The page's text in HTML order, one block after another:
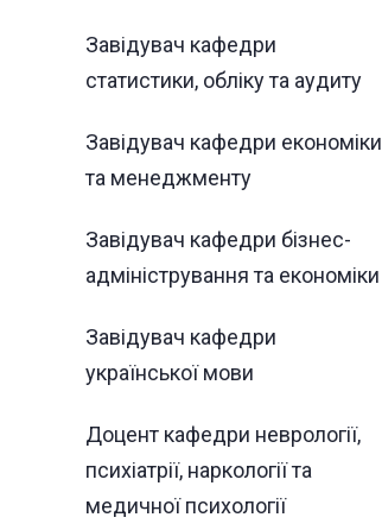
Завідувач кафедри
статистики, обліку та аудиту
Завідувач кафедри економіки
та менеджменту
Завідувач кафедри бізнес-
адміністрування та економіки
Завідувач кафедри
української мови
Доцент кафедри неврології,
психіатрії, наркології та
медичної психології